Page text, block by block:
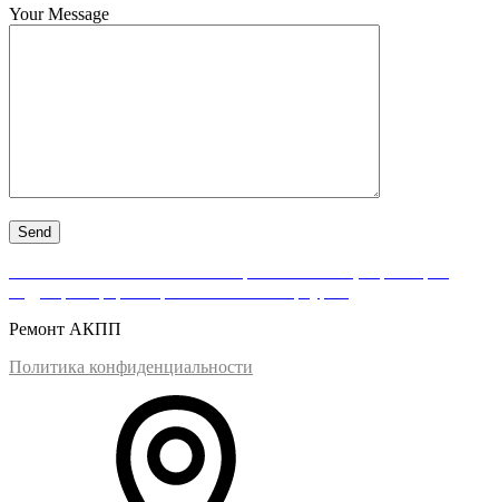
Your Message
Ремонт АКПП
Политика конфиденциальности